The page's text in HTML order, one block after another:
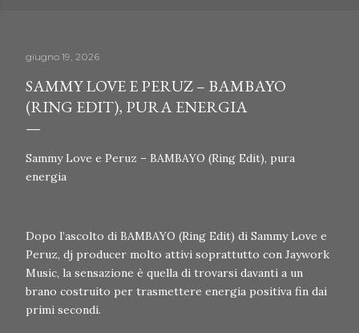
giugno 19, 2026
SAMMY LOVE E PERUZ – BAMBAYO
(RING EDIT), PURA ENERGIA
Sammy Love e Peruz – BAMBAYO (Ring Edit), pura
energia
Dopo l’ascolto di BAMBAYO (Ring Edit) di Sammy Love e
Peruz, dj producer molto attivi soprattutto con Jaywork
Music, la sensazione è quella di trovarsi davanti a un
brano costruito per trasmettere energia positiva fin dai
primi secondi.